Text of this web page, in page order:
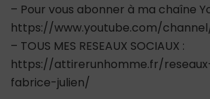
– Pour vous abonner à ma chaîne
https://www.youtube.com/channel/
– TOUS MES RESEAUX SOCIAUX :
https://attirerunhomme.fr/
fabrice-julien/